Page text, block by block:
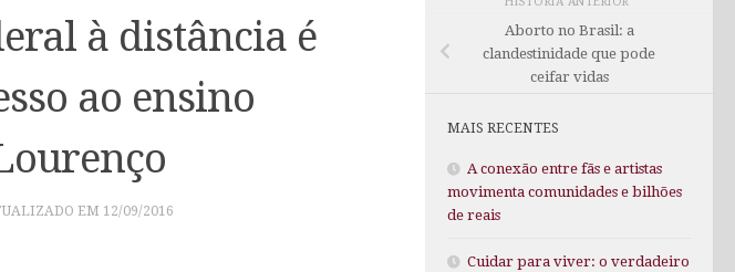
à distância é
ao ensino
EM 12/09/2016
Aborto no Brasil: a
clandestinidade que pode
ceifar vidas
MAIS RECENTES
A conexão entre fãs e artistas
movimenta comunidades e bilhões
de reais
Cuidar para viver: o verdadeiro